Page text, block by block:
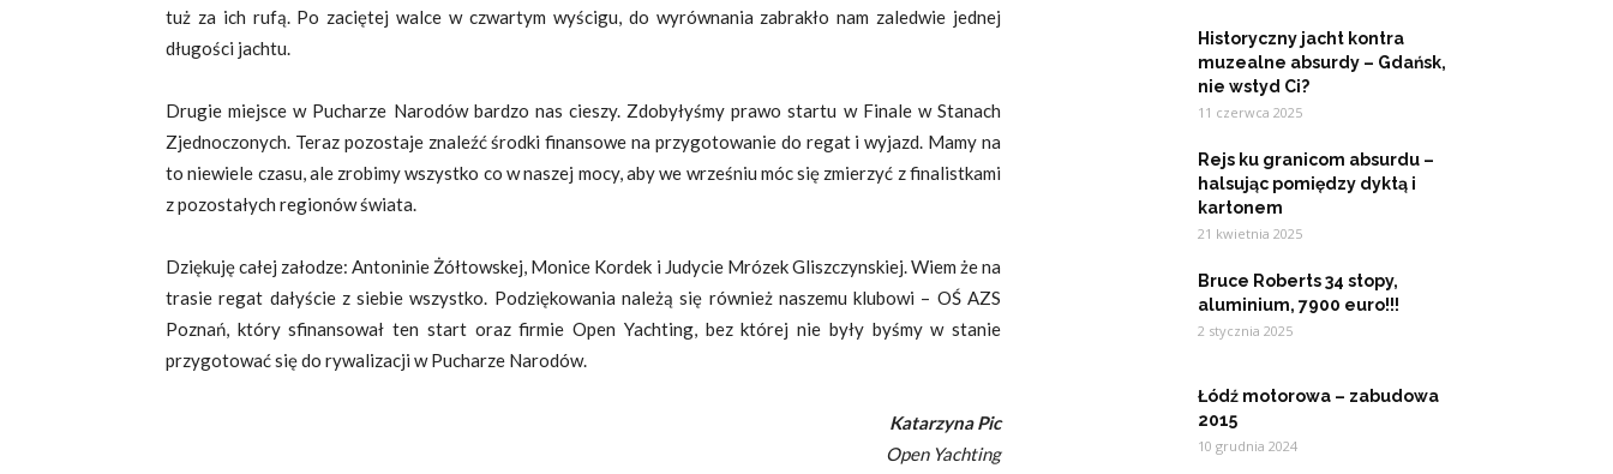
tuż za ich rufą. Po zaciętej walce w czwartym wyścigu, do wyrównania zabrakło nam zaledwie jednej
długości jachtu.
Drugie miejsce w Pucharze Narodów bardzo nas cieszy. Zdobyłyśmy prawo startu w Finale w Stanach
Zjednoczonych. Teraz pozostaje znaleźć środki finansowe na przygotowanie do regat i wyjazd. Mamy na
to niewiele czasu, ale zrobimy wszystko co w naszej mocy, aby we wrześniu móc się zmierzyć z finalistkami
z pozostałych regionów świata.
Dziękuję całej załodze: Antoninie Żółtowskej, Monice Kordek i Judycie Mrózek Gliszczynskiej. Wiem że na
trasie regat dałyście z siebie wszystko. Podziękowania należą się również naszemu klubowi – OŚ AZS
Poznań, który sfinansował ten start oraz firmie Open Yachting, bez której nie były byśmy w stanie
przygotować się do rywalizacji w Pucharze Narodów.
Katarzyna Pic
Open Yachting
Historyczny jacht kontra
muzealne absurdy – Gdańsk,
nie wstyd Ci?
11 czerwca 2025
Rejs ku granicom absurdu –
halsując pomiędzy dyktą i
kartonem
21 kwietnia 2025
Bruce Roberts 34 stopy,
aluminium, 7900 euro!!!
2 stycznia 2025
Łódź motorowa – zabudowa
2015
10 grudnia 2024